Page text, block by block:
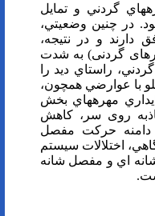
گردني و تمايل
در چنين وضعيتي،
دارند و در نتيجه،
گردنی) به شدت
راستاي ديد را
با عوارضي همچون،
مهره­هاي بخش
روی سر، كاهش
حركت مفصل
اختلالات سيستم
اي و مفصل شانه